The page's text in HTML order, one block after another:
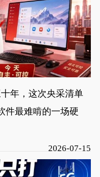
年，这次央采清单
件最难啃的一场硬
2026-07-15